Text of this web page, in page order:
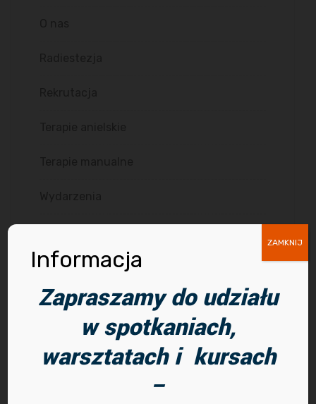
Archiwum
Informacja
Zapraszamy do udziału
w spotkaniach,
warsztatach i kursach
–
ZAMKNIJ